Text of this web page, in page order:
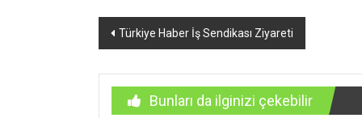
Yazı
Türkiye Haber İş Sendikası Ziyareti
Bunları da ilginizi çekebilir